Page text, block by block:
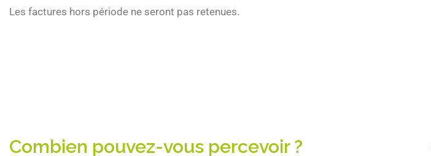
Les factures hors période ne seront pas retenues.
Combien pouvez-vous percevoir ?